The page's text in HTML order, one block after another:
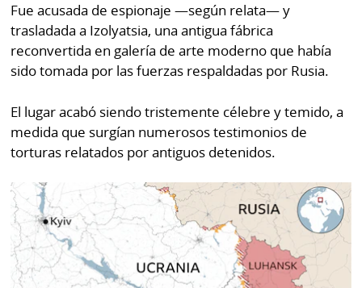
Fue acusada de espionaje —según relata— y
trasladada a Izolyatsia, una antigua fábrica
reconvertida en galería de arte moderno que había
sido tomada por las fuerzas respaldadas por Rusia.
El lugar acabó siendo tristemente célebre y temido, a
medida que surgían numerosos testimonios de
torturas relatados por antiguos detenidos.